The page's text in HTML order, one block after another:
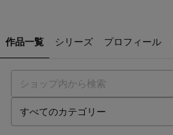
作品一覧 シリーズ プロフィール